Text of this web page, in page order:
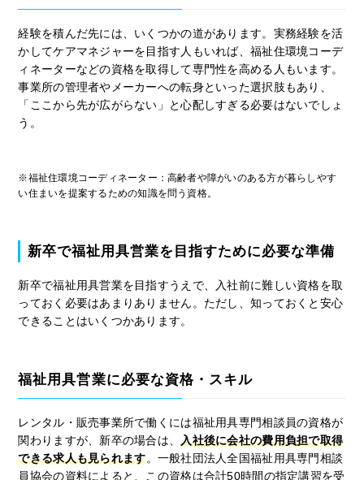
経験を積んだ先には、いくつかの道があります。実務経験を活
かしてケアマネジャーを目指す人もいれば、福祉住環境コーデ
ィネーターなどの資格を取得して専門性を高める人もいます。
事業所の管理者やメーカーへの転身といった選択肢もあり、
「ここから先が広がらない」と心配しすぎる必要はないでしょ
う。
※福祉住環境コーディネーター：高齢者や障がいのある方が暮らしやす
い住まいを提案するための知識を問う資格。
新卒で福祉用具営業を目指すために必要な準備
新卒で福祉用具営業を目指すうえで、入社前に難しい資格を取
っておく必要はあまりありません。ただし、知っておくと安心
できることはいくつかあります。
福祉用具営業に必要な資格・スキル
レンタル・販売事業所で働くには福祉用具専門相談員の資格が
関わりますが、新卒の場合は、入社後に会社の費用負担で取得
できる求人も見られます。一般社団法人全国福祉用具専門相談
員協会の資料によると、この資格は合計50時間の指定講習を受